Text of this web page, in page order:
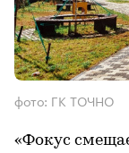
фото: ГК ТОЧНО
«Фокус